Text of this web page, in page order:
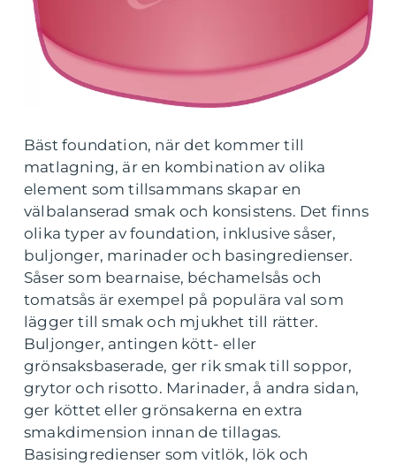
Bäst foundation, när det kommer till
matlagning, är en kombination av olika
element som tillsammans skapar en
välbalanserad smak och konsistens. Det finns
olika typer av foundation, inklusive såser,
buljonger, marinader och basingredienser.
Såser som bearnaise, béchamelsås och
tomatsås är exempel på populära val som
lägger till smak och mjukhet till rätter.
Buljonger, antingen kött- eller
grönsaksbaserade, ger rik smak till soppor,
grytor och risotto. Marinader, å andra sidan,
ger köttet eller grönsakerna en extra
smakdimension innan de tillagas.
Basisingredienser som vitlök, lök och